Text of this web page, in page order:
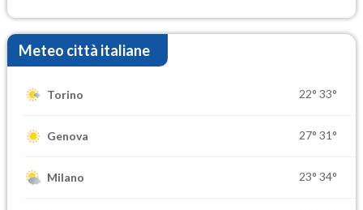
Meteo città italiane
Torino 22° 33°
Genova 27° 31°
Milano 23° 34°